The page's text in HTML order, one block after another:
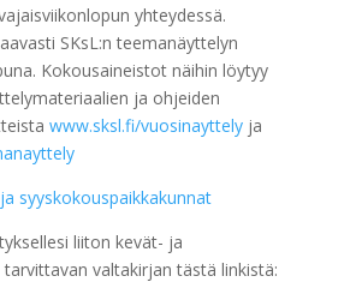
yhteydessä.
SKsL:n teemanäyttelyn
Kokousaineistot näihin löytyy
ja ohjeiden
www.sksl.fi/vuosinayttelyja
syyskokouspaikkakunnat
liiton kevät- ja
tarvittavan valtakirjan tästä linkistä: